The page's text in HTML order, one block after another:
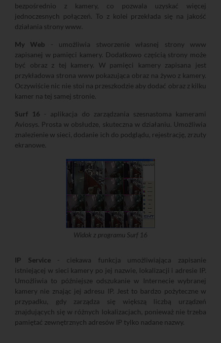
bezpośrednio z kamery, co pozwala uzyskać więcej
jednoczesnych połączeń. To z kolei przekłada się na jakość
działania strony www.
My Web - umożliwia stworzenie własnej strony www
zapisanej w pamięci kamery. Dodatkowo częścią strony może
być obraz z tej kamery. W pamięci kamery zapisana jest
przykładowa strona www pokazująca obraz na żywo z kamery.
Oczywiście nic nie stoi na przeszkodzie aby dodać obraz z kilku
kamer na tej samej stronie.
Surf 16 - aplikacja do zarządzania szesnastoma kamerami
Aviosys. Prosta w obsłudze, skuteczna w działaniu. Umożliwia
znalezienie w sieci, dodanie ich do podglądu, rejestrację, zrzuty
ekranowe.
Widok z programu Surf 16
IP Service- ciekawa funkcja umożliwiająca zapisanie
istniejącej w sieci kamery po jej nazwie, lokalizacji i adresie IP.
Umożliwia to późniejsze odszukanie w Internecie wybranej
kamery nie znając jej adresu IP. Jest to bardzo pożyteczne w
przypadku, gdy zarządza się większą liczbą urządzeń
znajdujących się w różnych lokalizacjach, ponieważ nie trzeba
pamiętać zewnętrznych adresów IP tylko nadane nazwy.